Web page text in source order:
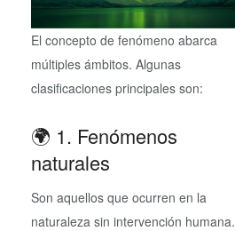
El concepto de fenómeno abarca
múltiples ámbitos. Algunas
clasificaciones principales son:
🌍 1. Fenómenos
naturales
Son aquellos que ocurren en la
naturaleza sin intervención humana.